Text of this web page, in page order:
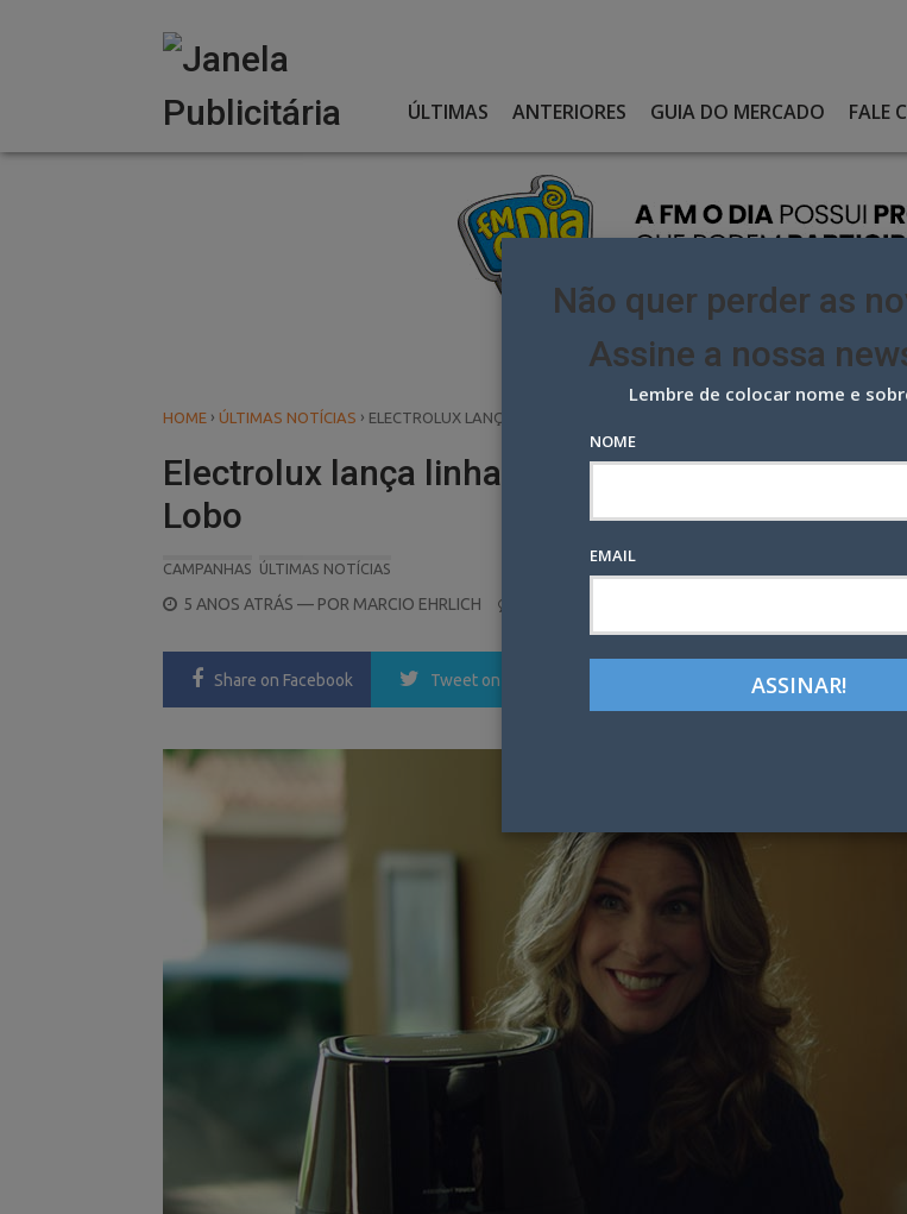
ÚLTIMAS ANTERIORES GUIA DO MERCADO FALE
HOME › ÚLTIMAS NOTÍCIAS › ELECTROLUX LANÇA LINHA DE AIRFRYERS ASSINADA POR RITA LOBO
Electrolux lança linha de airfryers assinada
Lobo
CAMPANHAS ÚLTIMAS NOTÍCIAS
POSTED
5 ANOS ATRÁS — POR MARCIO EHRLICH
Share on Facebook Tweet on Twitter LinkedIn Pinterest
Não quer perder as
Assine a nossa
Lembre de colocar nome e
NOME
EMAIL